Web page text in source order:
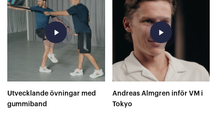
play_arrow
Utvecklande övningar med
gummiband
play_arrow
Andreas Almgren inför VM i
Tokyo